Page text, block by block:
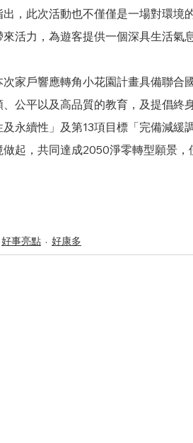
出，此次活動也不僅僅是一場對環境
來活力，為遊客提供一個深具生活氣
次家戶響應轉角小花園計畫具備聯合
、公平以及高品質的教育，及提倡終
及永續性」及第13項目標「完備減緩
起，共同達成2050淨零轉型願景，
好事亮點 好康多